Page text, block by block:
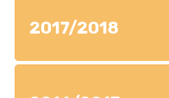
2017/2018